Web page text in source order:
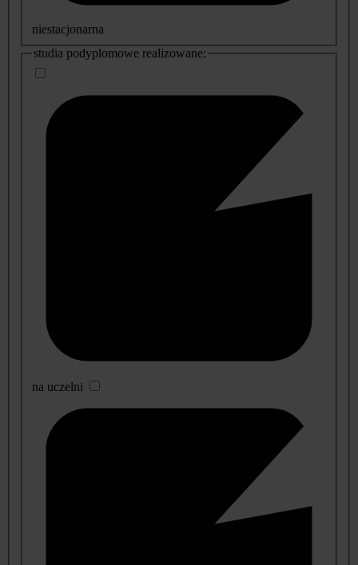
niestacjonarna
studia podyplomowe realizowane:
na uczelni